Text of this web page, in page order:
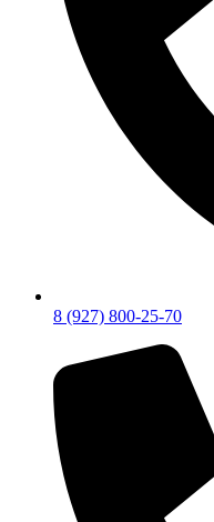
8 (927) 800-25-70